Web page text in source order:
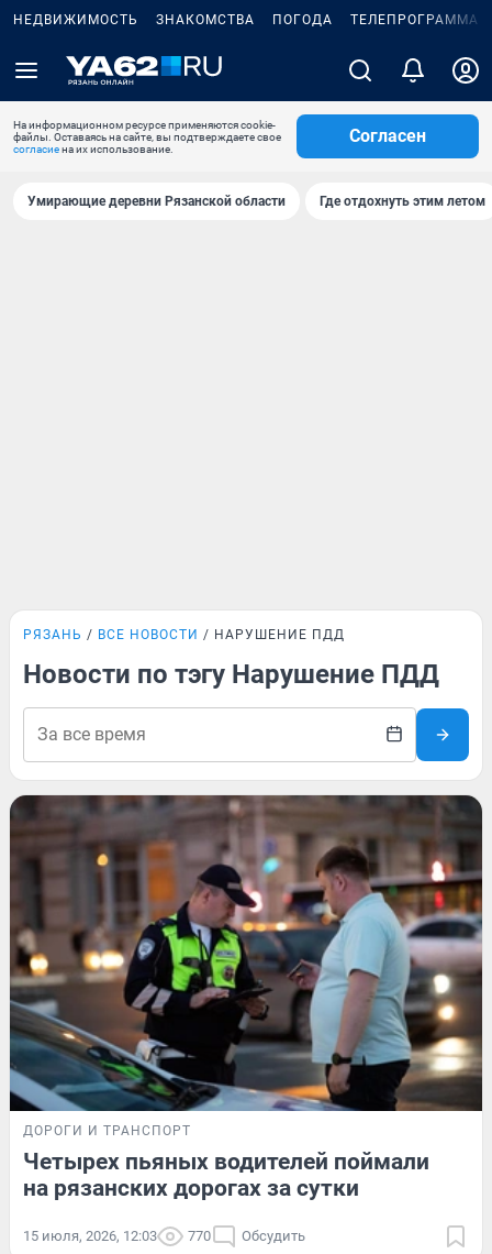
НЕДВИЖИМОСТЬ ЗНАКОМСТВА ПОГОДА ТЕЛЕПРОГРАММА
На информационном ресурсе применяются cookie-
файлы. Оставаясь на сайте, вы подтверждаете свое
согласиена их использование.
Согласен
Умирающие деревни Рязанской области Где отдохнуть этим летом
РЯЗАНЬ ВСЕ НОВОСТИ НАРУШЕНИЕ ПДД
Новости по тэгу Нарушение ПДД
ДОРОГИ И ТРАНСПОРТ
Четырех пьяных водителей поймали
на рязанских дорогах за сутки
15 июля, 2026, 12:03 770 Обсудить